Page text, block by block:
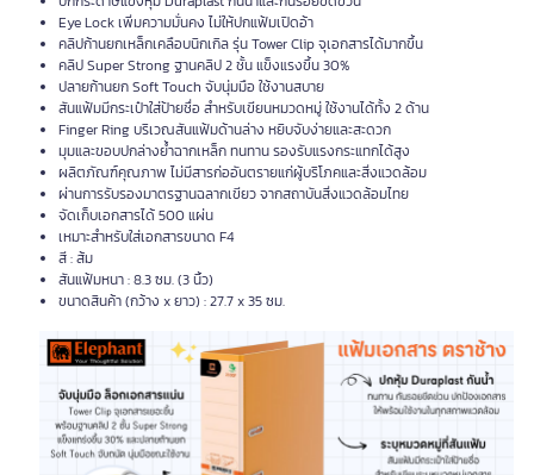
Eye Lock เพิ่มความมั่นคง ไม่ให้ปกแฟ้มเปิดอ้า
คลิปก้านยกเหล็กเคลือบนิกเกิล รุ่น Tower Clip จุเอกสารได้มากขึ้น
คลิป Super Strong ฐานคลิป 2 ชั้น แข็งแรงขึ้น 30%
ปลายก้านยก Soft Touch จับนุ่มมือ ใช้งานสบาย
สันแฟ้มมีกระเป๋าใส่ป้ายชื่อ สำหรับเขียนหมวดหมู่ ใช้งานได้ทั้ง 2 ด้าน
Finger Ring บริเวณสันแฟ้มด้านล่าง หยิบจับง่ายและสะดวก
มุมและขอบปกล่างย้ำฉากเหล็ก ทนทาน รองรับแรงกระแทกได้สูง
ผลิตภัณฑ์คุณภาพ ไม่มีสารก่ออันตรายแก่ผู้บริโภคและสิ่งแวดล้อม
ผ่านการรับรองมาตรฐานฉลากเขียว จากสถาบันสิ่งแวดล้อมไทย
จัดเก็บเอกสารได้ 500 แผ่น
เหมาะสำหรับใส่เอกสารขนาด F4
สี : ส้ม
สันแฟ้มหนา : 8.3 ซม. (3 นิ้ว)
ขนาดสินค้า (กว้าง x ยาว) : 27.7 x 35 ซม.